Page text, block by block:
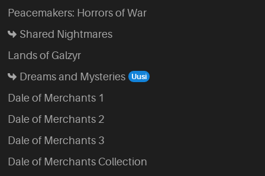
Peacemakers: Horrors of War
Shared Nightmares
Lands of Galzyr
Dreams and Mysteries
Dale of Merchants 1
Dale of Merchants 2
Dale of Merchants 3
Dale of Merchants Collection